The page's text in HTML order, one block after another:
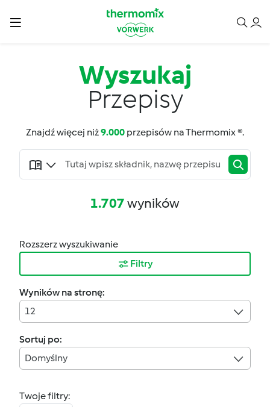
Wyszukaj
Przepisy
Znajdź więcej niż9.000 przepisów na Thermomix ®.
1.707wyników
Rozszerz wyszukiwanie
Filtry
Wyników na stronę:
12
Sortuj po:
Domyślny
Twoje filtry: